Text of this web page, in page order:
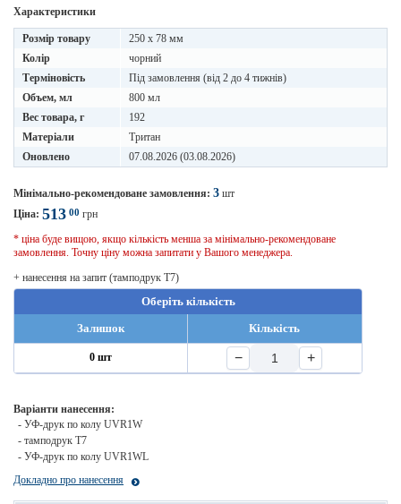
Характеристики
Розмір товару
250 х 78 мм
Колір
чорний
Терміновість
Під замовлення (від 2 до 4 тижнів)
Объем, мл
800 мл
Вес товара, г
192
Матеріали
Тритан
Оновлено
07.08.2026 (03.08.2026)
Мінімально-рекомендоване замовлення: 3 шт
Ціна: 513 00 грн
* ціна буде вищою, якщо кількість менша за мінімально-рекомендоване
замовлення. Точну ціну можна запитати у Вашого менеджера.
+ нанесення на запит (тамподрук T7)
Оберіть кількість
Залишок
Кількість
0 шт − +
Варіанти нанесення:
- УФ-друк по колу UVR1W
- тамподрук T7
- УФ-друк по колу UVR1WL
Докладно про нанесення